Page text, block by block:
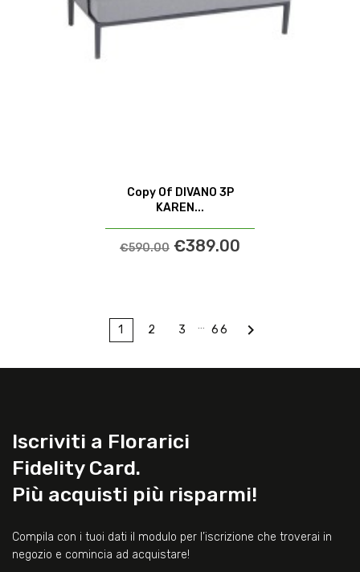
Copy Of DIVANO 3P
KAREN...
€590.00 €389.00
1 2 3 … 66 
Iscriviti a Florarici
Fidelity Card.
Più acquisti più risparmi!
Compila con i tuoi dati il modulo per l’iscrizione che troverai in
negozio e comincia ad acquistare!